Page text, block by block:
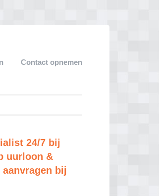
Contact opnemen
24/7 bij
uurloon &
bij